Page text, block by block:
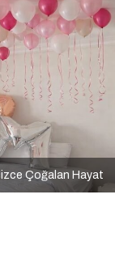
Çoğalan Hayat